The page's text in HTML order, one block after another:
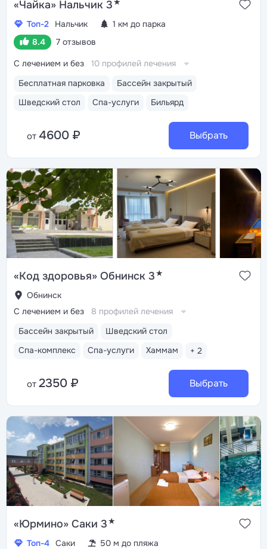
«Чайка» Нальчик 3
Топ-2 Нальчик
1 км до парка
8.4
7 отзывов
Бесплатная парковка
Бассейн закрытый
Шведский стол
Спа-услуги Бильярд
С лечением и без 10 профилей лечения
от 4600 ₽ Выбрать
«Код здоровья» Обнинск 3★
Обнинск
Бассейн закрытый
Шведский стол
Спа-комплекс
Спа-услуги Хаммам + 2
С лечением и без 8 профилей лечения
от 2350 ₽ Выбрать
«Юрмино» Саки 3★
Топ-4 Саки
50 м до пляжа